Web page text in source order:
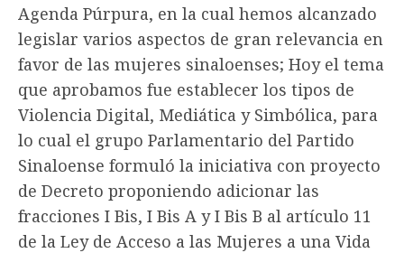
Agenda Púrpura, en la cual hemos alcanzado
legislar varios aspectos de gran relevancia en
favor de las mujeres sinaloenses; Hoy el tema
que aprobamos fue establecer los tipos de
Violencia Digital, Mediática y Simbólica, para
lo cual el grupo Parlamentario del Partido
Sinaloense formuló la iniciativa con proyecto
de Decreto proponiendo adicionar las
fracciones I Bis, I Bis A y I Bis B al artículo 11
de la Ley de Acceso a las Mujeres a una Vida